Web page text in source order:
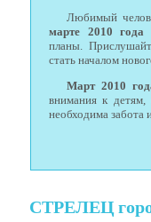
Любимый
марте 2010 года
планы.
стать началом
Март 2010
внимания к детям,
необходима забота
СТРЕЛЕЦ